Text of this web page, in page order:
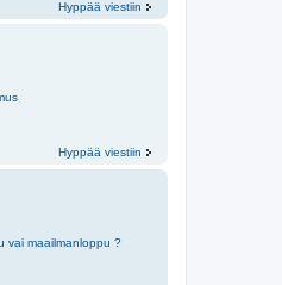
Hyppää viestiin
Hyppää viestiin
vai maailmanloppu ?